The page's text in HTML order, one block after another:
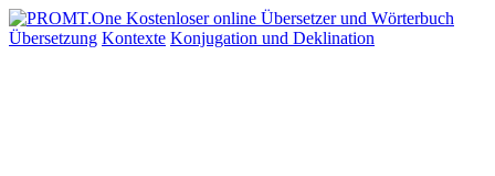
Übersetzung Kontexte Konjugation und Deklination